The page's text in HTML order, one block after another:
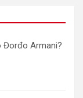
Đorđo Armani?